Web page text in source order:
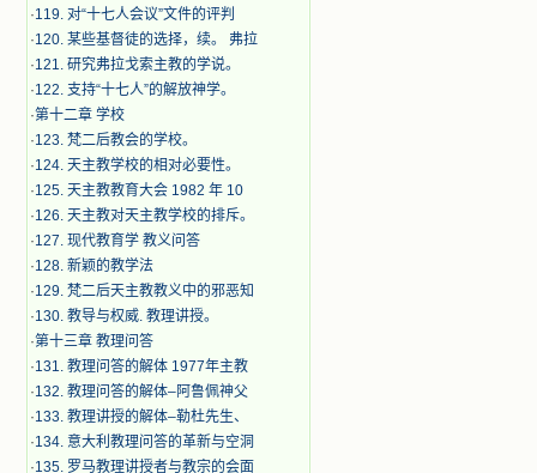
·119. 对“十七人会议”文件的评判
·120. 某些基督徒的选择，续。 弗拉
·121. 研究弗拉戈索主教的学说。
·122. 支持“十七人”的解放神学。
·第十二章 学校
·123. 梵二后教会的学校。
·124. 天主教学校的相对必要性。
·125. 天主教教育大会 1982 年 10
·126. 天主教对天主教学校的排斥。
·127. 现代教育学 教义问答
·128. 新颖的教学法
·129. 梵二后天主教教义中的邪恶知
·130. 教导与权威. 教理讲授。
·第十三章 教理问答
·131. 教理问答的解体 1977年主教
·132. 教理问答的解体–阿鲁佩神父
·133. 教理讲授的解体–勒杜先生、
·134. 意大利教理问答的革新与空洞
·135. 罗马教理讲授者与教宗的会面